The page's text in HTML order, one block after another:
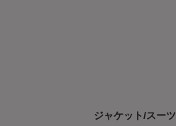
ジャケット/スーツ